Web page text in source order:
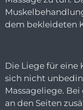
dem bekleideten
Die Liege für eine
sich nicht
Massageliege.
an den Seiten